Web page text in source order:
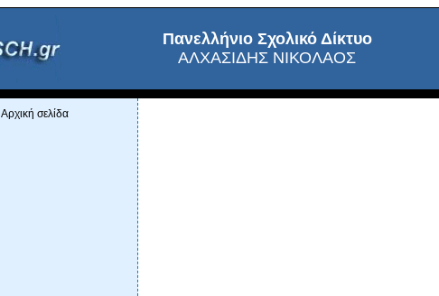
Πανελλήνιο Σχολικό Δίκτυο
ΑΛΧΑΣΙΔΗΣ ΝΙΚΟΛΑΟΣ
Αρχική σελίδα